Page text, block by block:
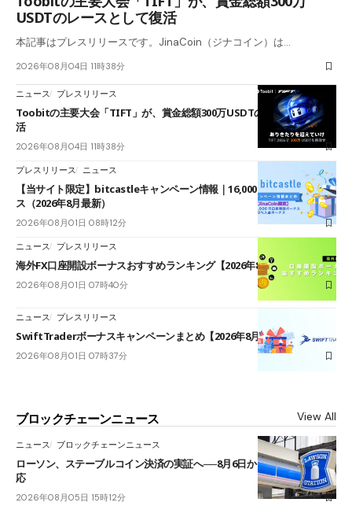
USDTのレースとして復活
本記事はプレスリリースです。JinaCoin（ジナコイン）は…
2026年08月04日 11時38分
ニュース プレスリリース
Toobitの主要大会「TIFT」が、賞金総額300万USDTのレースとして復
活
2026年08月04日 11時38分
プレスリリース ニュース
【当サイト限定】bitcastleキャンペーン情報｜16,000円口座開設ボーナ
ス（2026年8月最新）
2026年08月01日 08時12分
ニュース プレスリリース
海外FX口座開設ボーナスおすすめランキング【2026年8月最新】
2026年08月01日 07時40分
ニュース プレスリリース
SwiftTraderボーナスキャンペーンまとめ【2026年8月最新】
2026年08月01日 07時37分
ブロックチェーンニュース View All
ニュース ブロックチェーンニュース
ローソン、ステーブルコイン決済の実証へ──8月6日からJPYCやUSDC対
応
2026年08月05日 15時12分